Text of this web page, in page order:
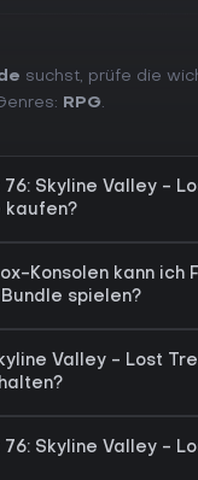
suchst, prüfe die
RPG.
76: Skyline Valley -
kaufen?
Konsolen kann ich
spielen?
Valley - Lost
76: Skyline Valley -